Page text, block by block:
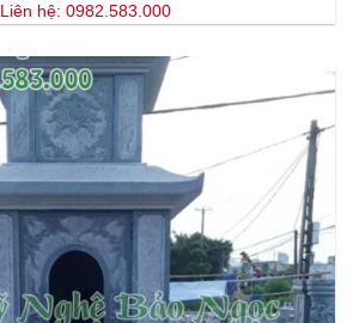
Liên hệ: 0982.583.000